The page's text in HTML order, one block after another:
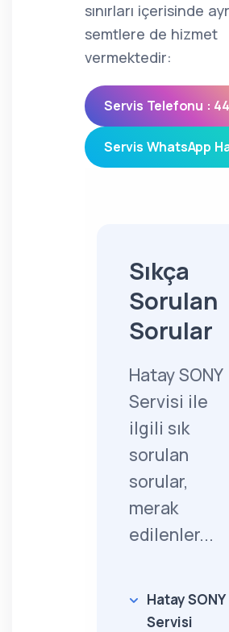
sınırları içerisinde
semtlere de hizmet
vermektedir:
Servis Telefonu :
Servis WhatsApp
Sıkça
Sorulan
Sorular
Hatay SONY
Servisi ile
ilgili sık
sorulan
sorular,
merak
edilenler...
Hatay SONY
Servisi